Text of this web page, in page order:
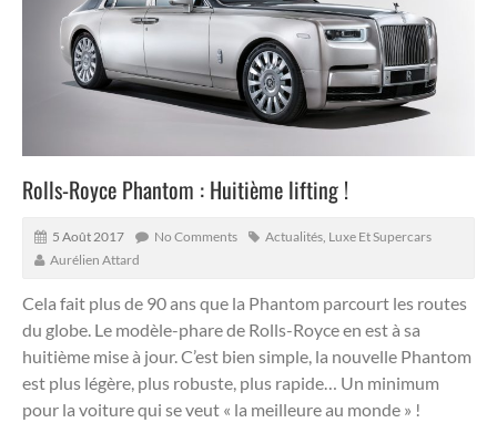
Rolls-Royce Phantom : Huitième lifting !
5 Août 2017 No Comments Actualités Luxe Et Supercars
Aurélien Attard
Cela fait plus de 90 ans que la Phantom parcourt les routes
du globe. Le modèle-phare de Rolls-Royce en est à sa
huitième mise à jour. C’est bien simple, la nouvelle Phantom
est plus légère, plus robuste, plus rapide… Un minimum
pour la voiture qui se veut « la meilleure au monde » !